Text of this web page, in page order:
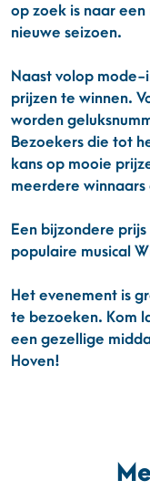
op zoek is naar
nieuwe seizoen.
Naast volop mode-
prijzen te winnen.
worden
Bezoekers die tot
kans op mooie
meerdere
Een bijzondere
populaire musical
Het evenement is
te bezoeken. Kom
een gezellige
Hoven!